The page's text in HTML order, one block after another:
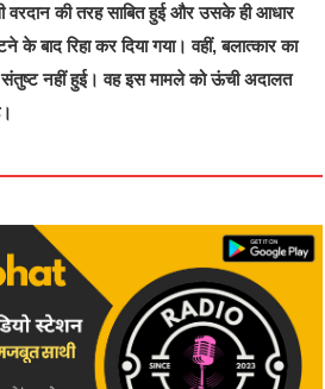
वरदान की तरह साबित हुई और उसके ही आधार
बाद रिहा कर दिया गया। वहीं, बलात्‍कार का
नहीं हुई। वह इस मामले को ऊंची अदालत